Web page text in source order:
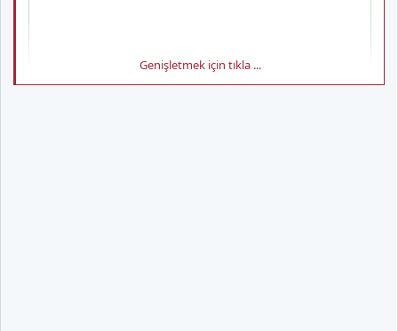
Genişletmek için tıkla ...